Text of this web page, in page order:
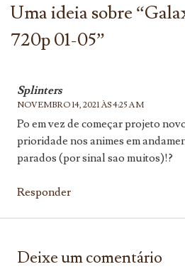
Uma ideia sobre “
720p 01-05”
Splinters
NOVEMBRO 14, 2021 ÀS 4:25 AM
Po em vez de começar projeto
prioridade nos animes em
parados (por sinal sao muitos)!?
Responder
Deixe um comentário